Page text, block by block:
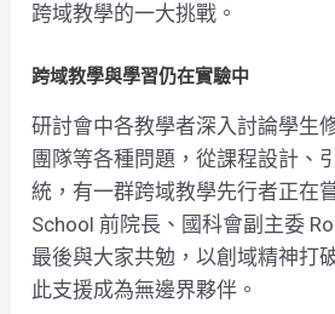
跨域教學的一大挑戰。
跨域教學與學習仍在實驗中
研討會中各教學者深入討論學生
團隊等各種問題，從課程設計、
統，有一群跨域教學先行者正在
School 前院長、國科會副主委
最後與大家共勉，以創域精神打
此支援成為無邊界夥伴。